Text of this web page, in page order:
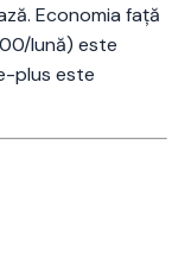
Economia față
lună) este
plus este